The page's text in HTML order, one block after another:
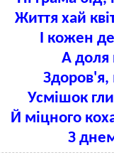
Життя хай
І кожен
А доля
Здоров'я,
Усмішок
Й міцного
З